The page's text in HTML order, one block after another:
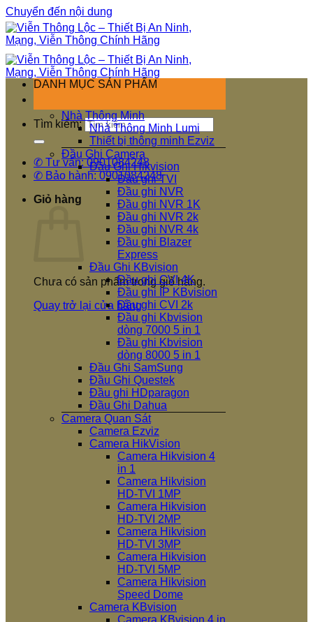
Chuyển đến nội dung
Tìm kiếm:
✆ Tư vấn: 0901084248
✆ Bảo hành: 0901084248
Giỏ hàng
Chưa có sản phẩm trong giỏ hàng.
Quay trở lại cửa hàng
DANH MỤC SẢN PHẨM
Nhà Thông Minh
Nhà Thông Minh Lumi
Thiết bị thông minh Ezviz
Đầu Ghi Camera
Đầu Ghi Hikvision
Đầu ghi TVI
Đầu ghi NVR
Đầu ghi NVR 1K
Đầu ghi NVR 2k
Đầu ghi NVR 4k
Đầu ghi Blazer
Express
Đầu Ghi KBvision
Đầu ghi CVI 4K
Đầu ghi IP KBvision
Đầu ghi CVI 2k
Đầu ghi Kbvision
dòng 7000 5 in 1
Đầu ghi Kbvision
dòng 8000 5 in 1
Đầu Ghi SamSung
Đầu Ghi Questek
Đầu ghi HDparagon
Đầu Ghi Dahua
Camera Quan Sát
Camera Ezviz
Camera HikVision
Camera Hikvision 4
in 1
Camera Hikvision
HD-TVI 1MP
Camera Hikvision
HD-TVI 2MP
Camera Hikvision
HD-TVI 3MP
Camera Hikvision
HD-TVI 5MP
Camera Hikvision
Speed Dome
Camera KBvision
Camera KBvision 4 in